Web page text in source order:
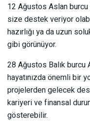
12 Ağustos Aslan burcu
size destek veriyor
hazırlığı ya da uzun
gibi görünüyor.
28 Ağustos Balık
hayatınızda önemli bir
projelerden gelecek
kariyeri ve finansal
gösterebilir.